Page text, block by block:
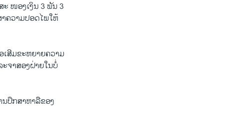
ໜອງເງິນ 3 ພັນ 3
ຄວາມປອດໄພໃຫ້
ເສີມຂະຫຍາຍຄວາມ
ຈາສອງຝ່າຍໃນບໍ່
ປຶກສາຫາລືຂອງ